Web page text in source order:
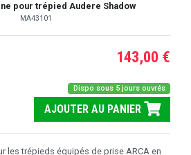
pour trépied Audere Shadow
MA43101
143,00 €
Dispo sous 5 jours ouvrés
AJOUTER AU PANIER
les trépieds équipés de prise ARCA en